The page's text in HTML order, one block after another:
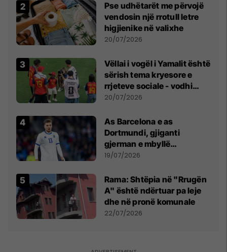
Pse udhëtarët me përvojë
vendosin një rrotull letre
higjienike në valixhe
20/07/2026
Vëllai i vogël i Yamalit është
sërish tema kryesore e
rrjeteve sociale - vodhi
vëmendjen pas finales së
20/07/2026
As Barcelona e as
Dortmundi, gjiganti
gjerman e mbyllë
marrëveshjen për Fisnik
19/07/2026
Rama: Shtëpia në "Rrugën
A" është ndërtuar pa leje
dhe në pronë komunale
22/07/2026